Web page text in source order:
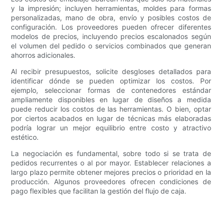
y la impresión; incluyen herramientas, moldes para formas
personalizadas, mano de obra, envío y posibles costos de
configuración. Los proveedores pueden ofrecer diferentes
modelos de precios, incluyendo precios escalonados según
el volumen del pedido o servicios combinados que generan
ahorros adicionales.
Al recibir presupuestos, solicite desgloses detallados para
identificar dónde se pueden optimizar los costos. Por
ejemplo, seleccionar formas de contenedores estándar
ampliamente disponibles en lugar de diseños a medida
puede reducir los costos de las herramientas. O bien, optar
por ciertos acabados en lugar de técnicas más elaboradas
podría lograr un mejor equilibrio entre costo y atractivo
estético.
La negociación es fundamental, sobre todo si se trata de
pedidos recurrentes o al por mayor. Establecer relaciones a
largo plazo permite obtener mejores precios o prioridad en la
producción. Algunos proveedores ofrecen condiciones de
pago flexibles que facilitan la gestión del flujo de caja.